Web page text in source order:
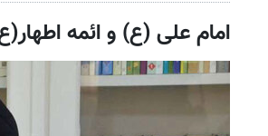
امام علی (ع) و ائمه